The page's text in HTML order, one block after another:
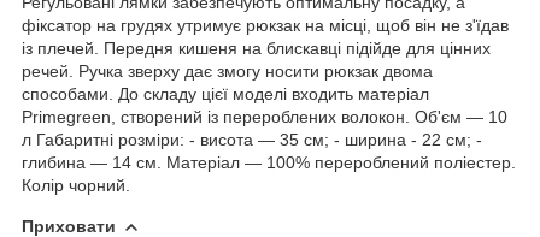
фіксатор на грудях утримує рюкзак на місці, щоб він не з'їдав
із плечей. Передня кишеня на блискавці підійде для цінних
речей. Ручка зверху дає змогу носити рюкзак двома
способами. До складу цієї моделі входить матеріал
Primegreen, створений із перероблених волокон. Об'єм — 10
л Габаритні розміри: - висота — 35 см; - ширина - 22 см; -
глибина — 14 см. Матеріал — 100% перероблений поліестер.
Колір чорний.
Приховати